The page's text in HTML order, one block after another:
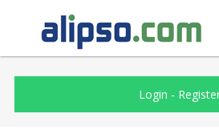
Login -